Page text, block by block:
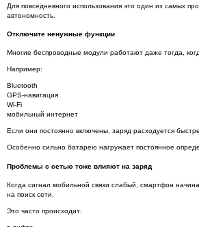
Для повседневного использования это один из самых
автономность.
Отключите ненужные функции
Многие беспроводные модули работают даже тогда,
Например:
Bluetooth
GPS-навигация
Wi-Fi
мобильный интернет
Если они постоянно включены, заряд расходуется
Особенно сильно батарею нагружает постоянное
Проблемы с сетью тоже влияют на заряд
Когда сигнал мобильной связи слабый, смартфон
на поиск сети.
Это часто происходит: